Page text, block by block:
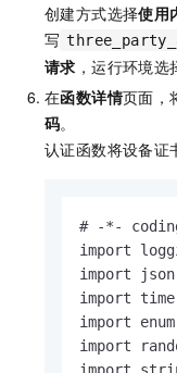
创建方式选择使用
写
请求 ，运行环境选
在函数详情页面，
码。
认证函数将设备证
# -*-
import
import json
import time
import enum
import